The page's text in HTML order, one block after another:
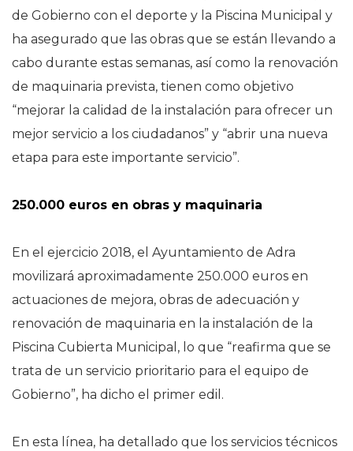
de Gobierno con el deporte y la Piscina Municipal y
ha asegurado que las obras que se están llevando a
cabo durante estas semanas, así como la renovación
de maquinaria prevista, tienen como objetivo
“mejorar la calidad de la instalación para ofrecer un
mejor servicio a los ciudadanos” y “abrir una nueva
etapa para este importante servicio”.
250.000 euros en obras y maquinaria
En el ejercicio 2018, el Ayuntamiento de Adra
movilizará aproximadamente 250.000 euros en
actuaciones de mejora, obras de adecuación y
renovación de maquinaria en la instalación de la
Piscina Cubierta Municipal, lo que “reafirma que se
trata de un servicio prioritario para el equipo de
Gobierno”, ha dicho el primer edil.
En esta línea, ha detallado que los servicios técnicos